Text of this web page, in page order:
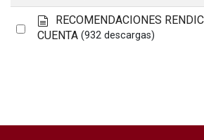
Select
d
o
RECOMENDACIONES
CUENTA (932 descargas)